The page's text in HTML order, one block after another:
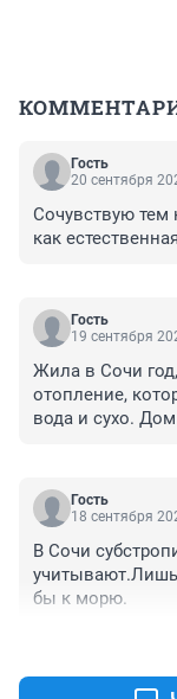
Гость
20 сентября
Сочувствую тем
как
Гость
19 сентября
Жила в Сочи
отопление,
вода и сухо.
Гость
18 сентября
В Сочи
бы к морю.